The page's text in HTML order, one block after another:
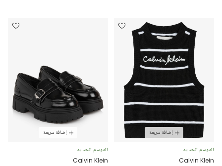
إضافة سريعة
الموسم الجديد
Calvin Klein
إضافة سريعة
الموسم الجديد
Calvin Klein